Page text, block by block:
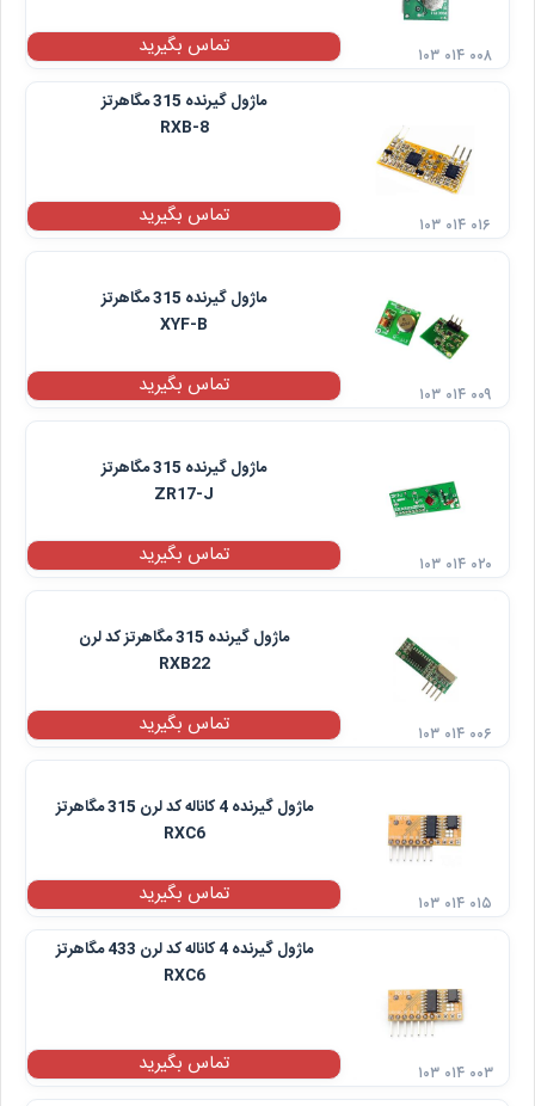
تماس بگیرید
۱۰۳ ۰۱۴ ۰۰۸
ماژول گیرنده 315 مگاهرتز
RXB-8
تماس بگیرید ۱۰۳ ۰۱۴ ۰۱۶
ماژول گیرنده 315 مگاهرتز
XYF-B
تماس بگیرید ۱۰۳ ۰۱۴ ۰۰۹
ماژول گیرنده 315 مگاهرتز
ZR17-J
تماس بگیرید ۱۰۳ ۰۱۴ ۰۲۰
ماژول گیرنده 315 مگاهرتز کد لرن
RXB22
تماس بگیرید ۱۰۳ ۰۱۴ ۰۰۶
ماژول گیرنده 4 کاناله کد لرن 315 مگاهرتز
RXC6
تماس بگیرید
۱۰۳ ۰۱۴ ۰۱۵
ماژول گیرنده 4 کاناله کد لرن 433 مگاهرتز
RXC6
تماس بگیرید ۱۰۳ ۰۱۴ ۰۰۳